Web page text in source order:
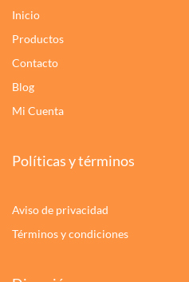
Inicio
Productos
Contacto
Blog
Mi Cuenta
Políticas y términos
Aviso de privacidad
Términos y condiciones